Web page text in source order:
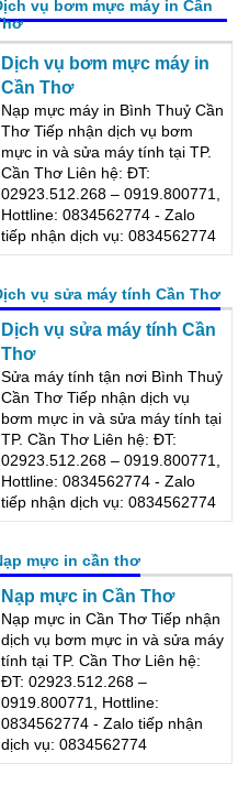
Hottline: 0834562774 - Zalo
tiếp nhận dịch vụ: 0834562774
Dịch vụ bơm mực máy in Cần
Thơ
Dịch vụ bơm mực máy in
Cần Thơ
Nạp mực máy in Bình Thuỷ Cần
Thơ Tiếp nhận dịch vụ bơm
mực in và sửa máy tính tại TP.
Cần Thơ Liên hệ: ĐT:
Hottline: 0834562774 - Zalo
tiếp nhận dịch vụ: 0834562774
Dịch vụ sửa máy tính Cần Thơ
Dịch vụ sửa máy tính Cần
Thơ
Sửa máy tính tận nơi Bình Thuỷ
Cần Thơ Tiếp nhận dịch vụ
bơm mực in và sửa máy tính tại
TP. Cần Thơ Liên hệ: ĐT:
Hottline: 0834562774 - Zalo
tiếp nhận dịch vụ: 0834562774
Nạp mực in cần thơ
Nạp mực in Cần Thơ
Nạp mực in Cần Thơ Tiếp nhận
dịch vụ bơm mực in và sửa máy
tính tại TP. Cần Thơ Liên hệ:
ĐT: 02923.512.268 –